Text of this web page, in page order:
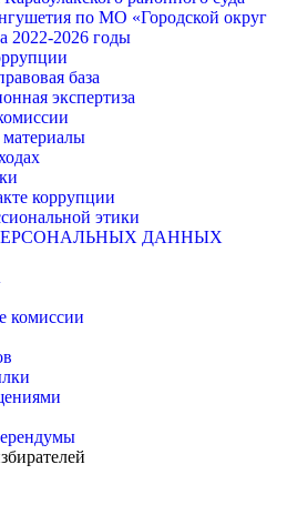
по МО «Городской округ
2022-2026 годы
база
экспертиза
коррупции
этики
ДАННЫХ
комиссии